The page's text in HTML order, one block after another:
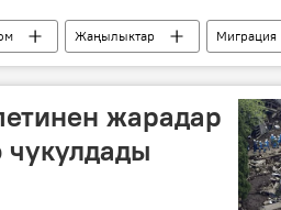
Жаңылыктар
Миграция
жарадар
чукулдады